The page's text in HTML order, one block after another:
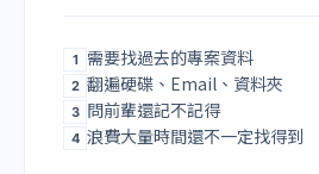
1 需要找過去的專案資料
2 翻遍硬碟、Email、資料夾
3 問前輩還記不記得
4 浪費大量時間還不一定找得到